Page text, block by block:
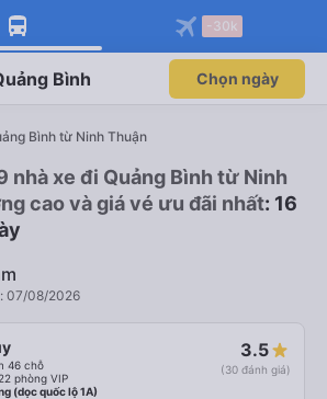
-30k
Bình Chọn ngày
Bình từ Ninh Thuận
nhà xe đi Quảng Bình từ Ninh
cao và giá vé ưu đãi nhất: 16
07/08/2026
46 chỗ
phòng VIP
3.5
(30 đánh giá)
(dọc quốc lộ 1A)